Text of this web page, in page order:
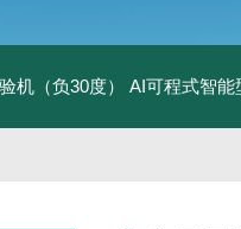
机（负30度） AI可程式智能